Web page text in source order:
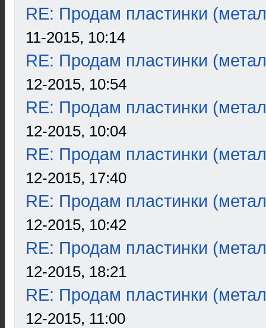
RE: Продам пластинки
11-2015, 10:14
RE: Продам пластинки
12-2015, 10:54
RE: Продам пластинки
12-2015, 10:04
RE: Продам пластинки
12-2015, 17:40
RE: Продам пластинки
12-2015, 10:42
RE: Продам пластинки
12-2015, 18:21
RE: Продам пластинки
12-2015, 11:00